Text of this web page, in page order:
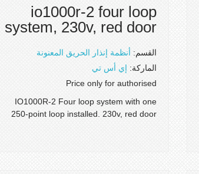
io1000r-2 four loop
system, 230v, red door
القسم: أنظمة إنذار الحريق المعنونة
الماركة: إي أس تي
Price only for authorised
IO1000R-2 Four loop system with one
250-point loop installed. 230v, red door